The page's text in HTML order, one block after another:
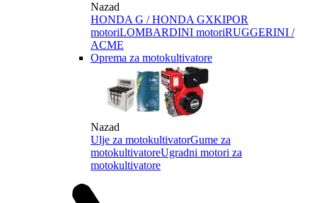
Nazad
HONDA G / HONDA GXKIPOR
motoriLOMBARDINI motoriRUGGERINI /
ACME
Oprema za motokultivatore
Nazad
Ulje za motokultivatorGume za
motokultivatoreUgradni motori za
motokultivatore